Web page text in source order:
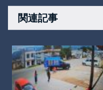
関連記事